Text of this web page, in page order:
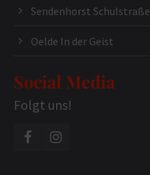
Sendenhorst Schulstraße
Oelde In der Geist
Social Media
Folgt uns!